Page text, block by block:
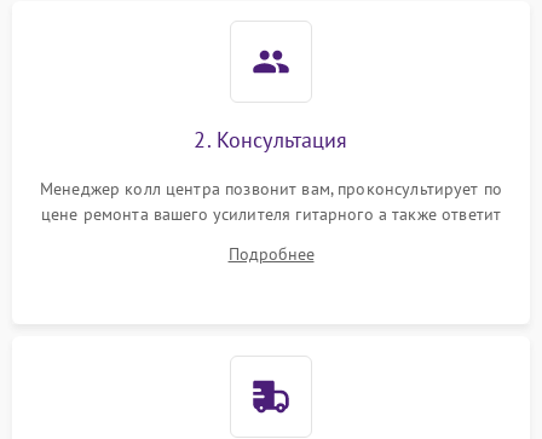
2. Консультация
Менеджер колл центра позвонит вам, проконсультирует по
цене ремонта вашего усилителя гитарного а также ответит
Подробнее